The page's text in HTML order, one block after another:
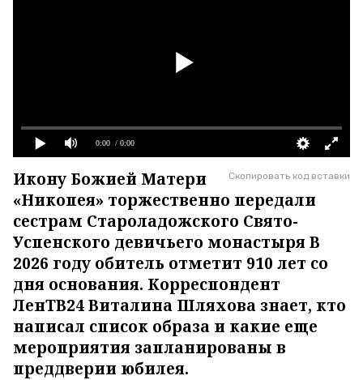
0:00 / 0:00
Скопировать код вставки
Икону Божией Матери
«Никопея» торжественно передали
сестрам Староладожского Свято-
Успенского девичьего монастыря В
2026 году обитель отметит 910 лет со
дня основания. Корреспондент
ЛенТВ24 Виталина Шляхова знает, кто
написал список образа и какие еще
мероприятия запланированы в
преддверии юбилея.